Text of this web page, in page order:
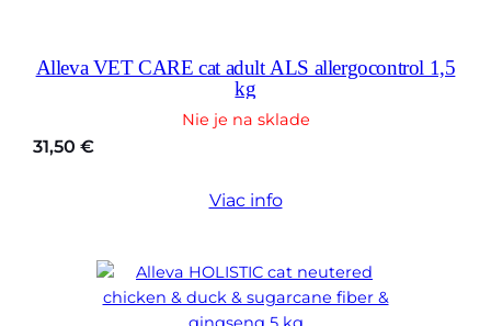
Alleva VET CARE cat adult ALS allergocontrol 1,5
kg
Nie je na sklade
31,50 €
Viac info